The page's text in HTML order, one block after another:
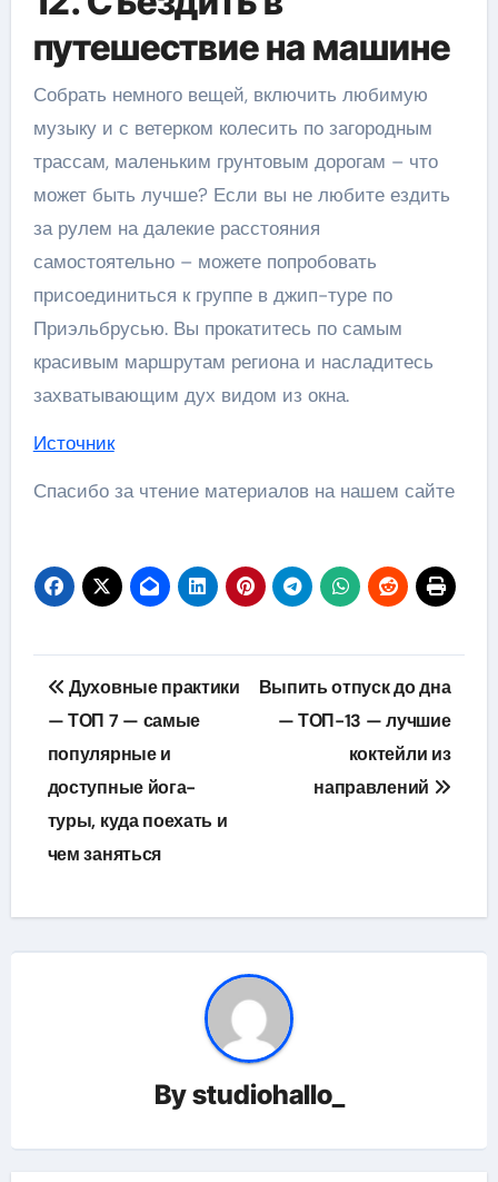
путешествие на машине
Собрать немного вещей, включить любимую
музыку и с ветерком колесить по загородным
трассам, маленьким грунтовым дорогам – что
может быть лучше? Если вы не любите ездить
за рулем на далекие расстояния
самостоятельно – можете попробовать
присоединиться к группе в джип-туре по
Приэльбрусью. Вы прокатитесь по самым
красивым маршрутам региона и насладитесь
захватывающим дух видом из окна.
Источник
Спасибо за чтение материалов на нашем сайте
Навигация
по
записям
Духовные практики
— ТОП 7 — самые
популярные и
доступные йога-
туры, куда поехать и
чем заняться
Выпить отпуск до дна
— ТОП-13 — лучшие
коктейли из
направлений
Bystudiohallo_